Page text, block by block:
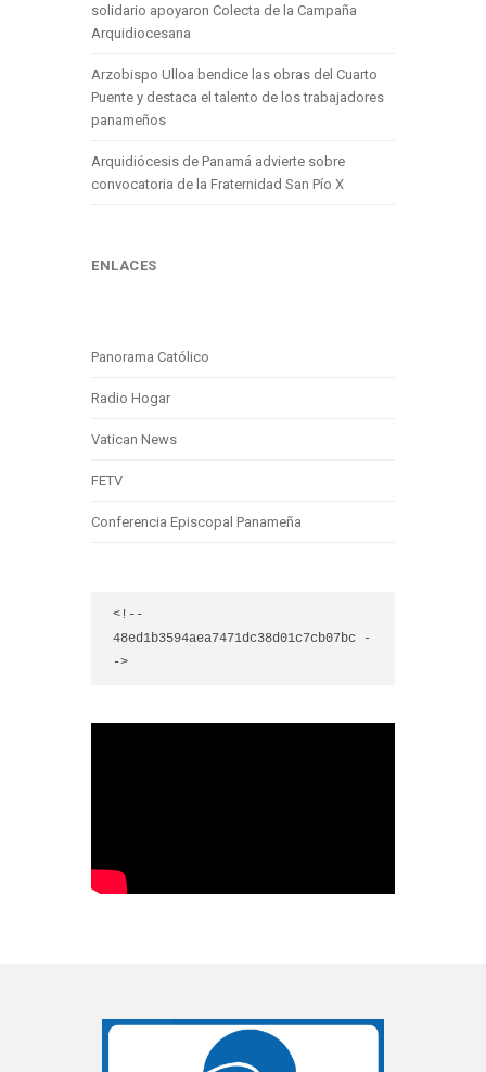
solidario apoyaron Colecta de la Campaña
Arquidiocesana
Arzobispo Ulloa bendice las obras del Cuarto
Puente y destaca el talento de los trabajadores
panameños
Arquidiócesis de Panamá advierte sobre
convocatoria de la Fraternidad San Pío X
ENLACES
Panorama Católico
Radio Hogar
Vatican News
FETV
Conferencia Episcopal Panameña
<!--
48ed1b3594aea7471dc38d01c7cb07bc -
->